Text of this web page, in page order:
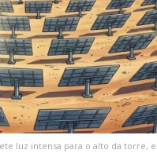
luz intensa para o alto da